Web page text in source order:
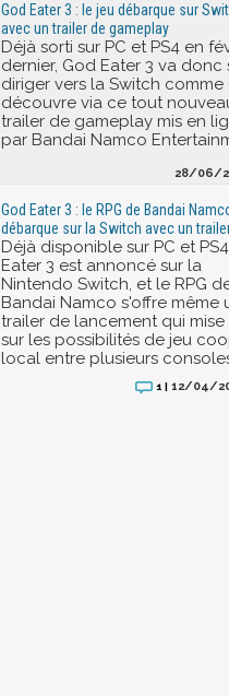
God Eater 3 : le jeu débarque sur
avec un trailer de gameplay
Déjà sorti sur PC et PS4 en
dernier, God Eater 3 va donc
diriger vers la Switch comme
découvre via ce tout
trailer de gameplay mis en
par Bandai Namco
28/06/
God Eater 3 : le RPG de Bandai
débarque sur la Switch avec un
Déjà disponible sur PC et
Eater 3 est annoncé sur la
Nintendo Switch, et le RPG
Bandai Namco s'offre même
trailer de lancement qui mise
sur les possibilités de jeu
local entre plusieurs
1 | 12/04/